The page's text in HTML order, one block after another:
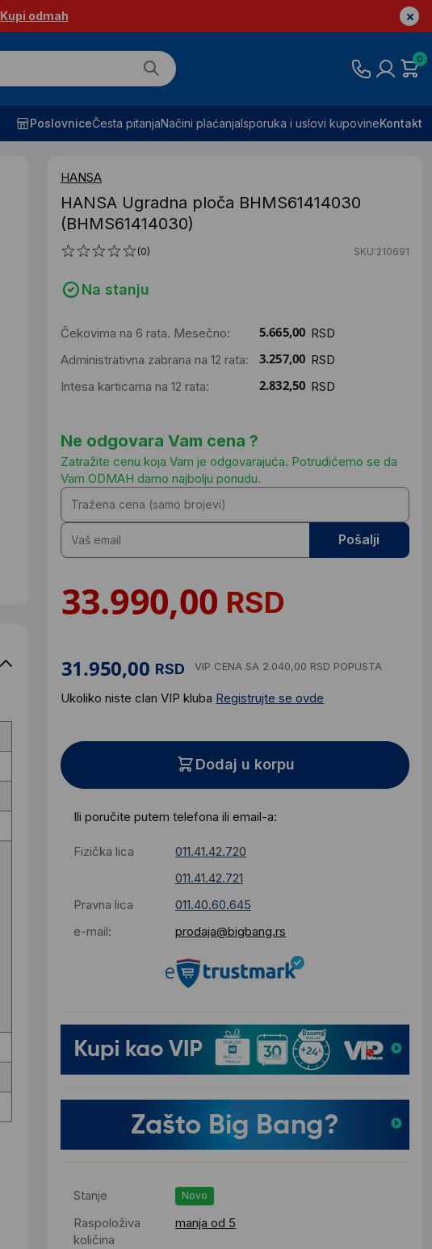
Kupi odmah
0
PoslovniceČesta pitanjaNačini plaćanjaIsporuka i uslovi kupovineKontakt
HANSA
HANSA Ugradna ploča BHMS61414030
(BHMS61414030)
(0) SKU:210691
Na stanju
Čekovima na 6 rata. Mesečno:
RSD
Administrativna zabrana na 12 rata:
RSD
Intesa karticama na 12 rata:
RSD
Ne odgovara Vam cena ?
Zatražite cenu koja Vam je odgovarajuća. Potrudićemo se da
Vam ODMAH damo najbolju ponudu.
Pošalji
RSD
RSD VIP CENA SA 2.040,00 RSD POPUSTA
Ukoliko niste clan VIP kluba Registrujte se ovde
Dodaj u korpu
Ili poručite putem telefona ili email-a:
Fizička lica
011.41.42.720
011.41.42.721
Pravna lica
011.40.60.645
e-mail:
prodaja@bigbang.rs
Stanje Novo
Raspoloživa
količina
manja od 5